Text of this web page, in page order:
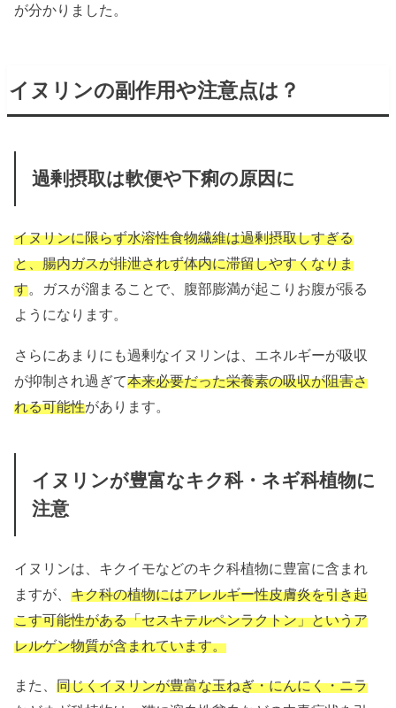
が分かりました。
イヌリンの副作用や注意点は？
過剰摂取は軟便や下痢の原因に
イヌリンに限らず水溶性食物繊維は過剰摂取しすぎる
と、腸内ガスが排泄されず体内に滞留しやすくなりま
す。ガスが溜まることで、腹部膨満が起こりお腹が張る
ようになります。
さらにあまりにも過剰なイヌリンは、エネルギーが吸収
が抑制され過ぎて本来必要だった栄養素の吸収が阻害さ
れる可能性があります。
イヌリンが豊富なキク科・ネギ科植物に
注意
イヌリンは、キクイモなどのキク科植物に豊富に含まれ
ますが、キク科の植物にはアレルギー性皮膚炎を引き起
こす可能性がある「セスキテルペンラクトン」というア
レルゲン物質が含まれています。
また、同じくイヌリンが豊富な玉ねぎ・にんにく・ニラ